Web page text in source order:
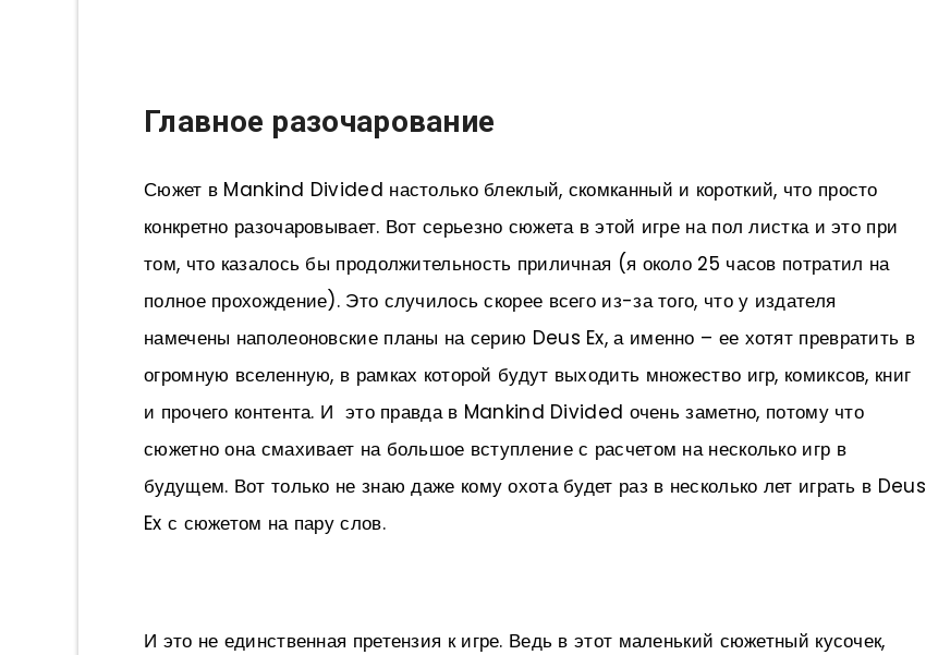
Главное разочарование
Сюжет в Mankind Divided настолько блеклый, скомканный и короткий, что просто
конкретно разочаровывает. Вот серьезно сюжета в этой игре на пол листка и это при
том, что казалось бы продолжительность приличная (я около 25 часов потратил на
полное прохождение). Это случилось скорее всего из-за того, что у издателя
намечены наполеоновские планы на серию Deus Ex, а именно – ее хотят превратить в
огромную вселенную, в рамках которой будут выходить множество игр, комиксов, книг
и прочего контента. И это правда в Mankind Divided очень заметно, потому что
сюжетно она смахивает на большое вступление с расчетом на несколько игр в
будущем. Вот только не знаю даже кому охота будет раз в несколько лет играть в Deus
Ex с сюжетом на пару слов.
И это не единственная претензия к игре. Ведь в этот маленький сюжетный кусочек,